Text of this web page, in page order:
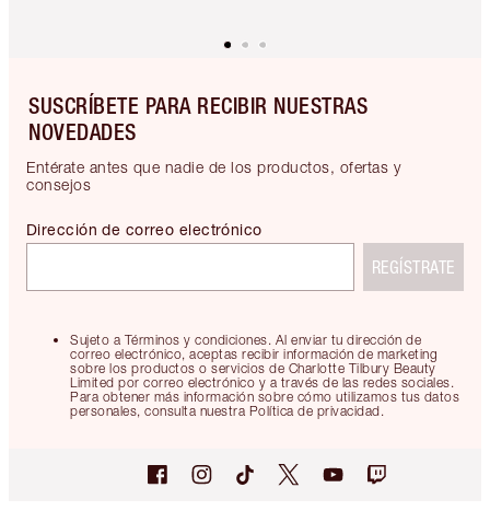
SUSCRÍBETE PARA RECIBIR NUESTRAS
NOVEDADES
Entérate antes que nadie de los productos, ofertas y
consejos
Sujeto a Términos y condiciones. Al enviar tu dirección de
correo electrónico, aceptas recibir información de marketing
sobre los productos o servicios de Charlotte Tilbury Beauty
Limited por correo electrónico y a través de las redes sociales.
Para obtener más información sobre cómo utilizamos tus datos
personales, consulta nuestra Política de privacidad.
Dirección de correo electrónico
REGÍSTRATE